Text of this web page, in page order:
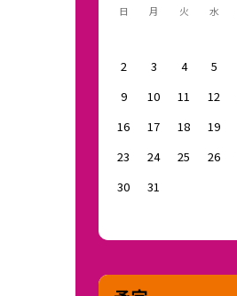
日 月 火 水
2
3 4 5
9
10 11 12
16
17 18 19
23
24 25 26
30
31